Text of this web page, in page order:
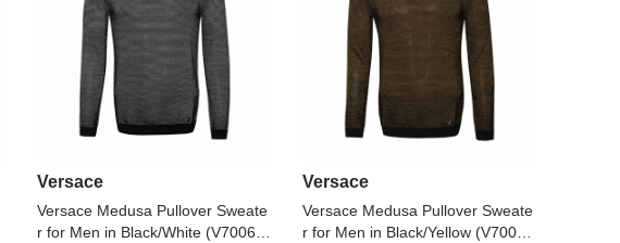
Versace
Versace Medusa Pullover Sweate
r for Men in Black/White (V70069
Versace
Versace Medusa Pullover Sweate
r for Men in Black/Yellow (V70069